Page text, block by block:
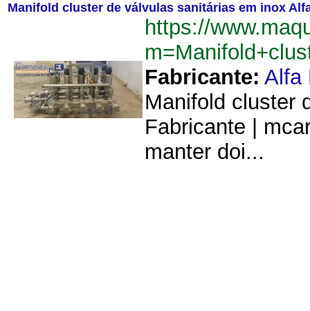
Manifold cluster de válvulas sanitárias em inox
https://
Fabricante: Alfa
Manifold cluster
Fabricante |
manter doi...